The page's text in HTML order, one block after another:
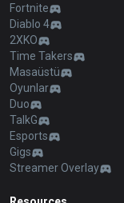
Fortnite
Diablo 4
2XKO
Time Takers
Masaüstü
Oyunlar
Duo
TalkG
Esports
Gigs
Streamer Overlay